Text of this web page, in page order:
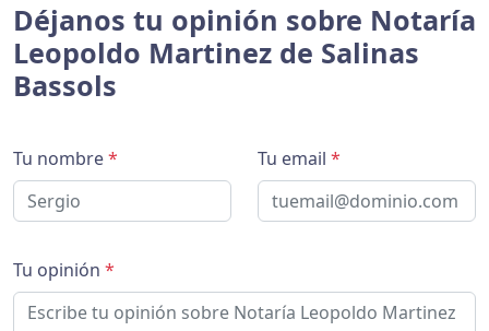
Déjanos tu opinión sobre Notaría
Leopoldo Martinez de Salinas
Bassols
Tu nombre* Tu email *
Tu opinión *